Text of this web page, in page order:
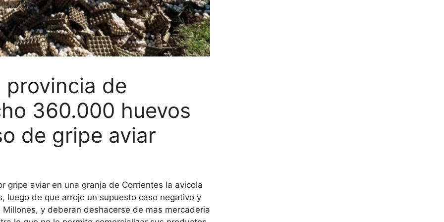
provincia de
360.000 huevos
de gripe aviar
gripe aviar en una granja de Corrientes la avicola
luego de que arrojo un supuesto caso negativo y
y deberan deshacerse de mas mercaderia